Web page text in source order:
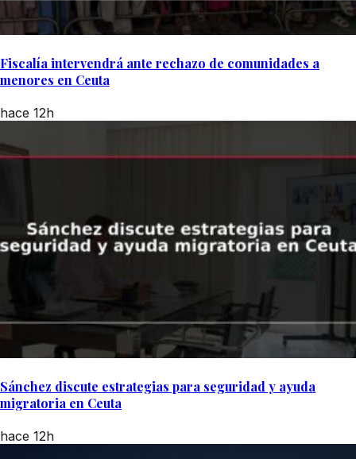
Fiscalía intervendrá ante rechazo de comunidades a
menores en Ceuta
hace 12h
Sánchez discute estrategias para seguridad y ayuda
migratoria en Ceuta
hace 12h